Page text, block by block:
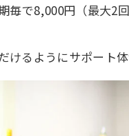
毎で8,000円（最大2
けるようにサポート体